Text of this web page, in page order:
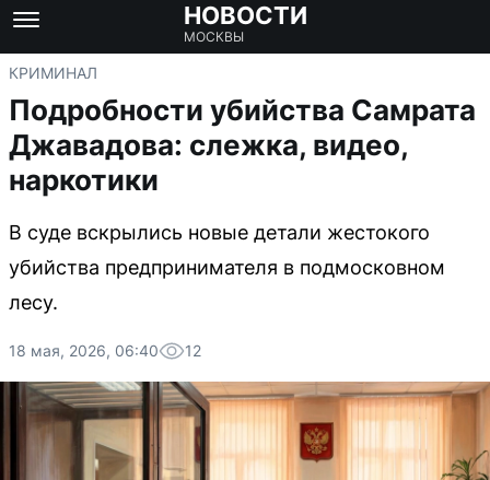
НОВОСТИ
МОСКВЫ
КРИМИНАЛ
Подробности убийства Самрата
Джавадова: слежка, видео,
наркотики
В суде вскрылись новые детали жестокого
убийства предпринимателя в подмосковном
лесу.
18 мая, 2026, 06:40 12